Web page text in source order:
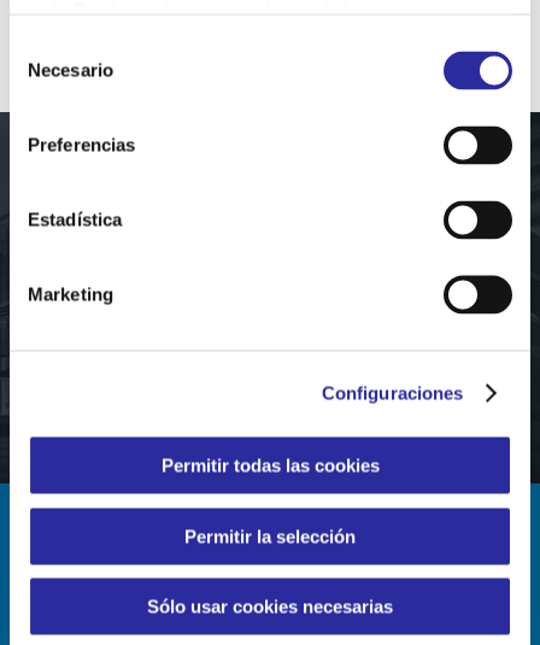
más información, puede consultar nuestra
Política de
Necesario
Preferencias
Estadística
Marketing
Configuraciones
Permitir todas las cookies
Permitir la selección
Sólo usar cookies necesarias
«NDAVANT con la
crecimiento compartidos
LÍNEAS DE NEGOCIO
Limpieza|Mantenimiento|FS/FM